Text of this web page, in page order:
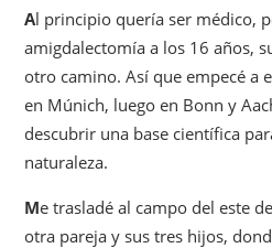
Al principio quería ser médico,
amigdalectomía a los 16 años,
otro camino. Así que empecé a
en Múnich, luego en Bonn y
descubrir una base científica
naturaleza.
Me trasladé al campo del este
otra pareja y sus tres hijos,